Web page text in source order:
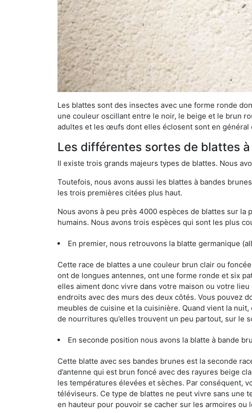
Les blattes sont des insectes avec une forme ronde
une couleur oscillant entre le noir, le beige et le brun
adultes et les œufs dont elles éclosent sont en général
Les différentes sortes de blattes
Il existe trois grands majeurs types de blattes. Nous
Toutefois, nous avons aussi les blattes à bandes
les trois premières citées plus haut.
Nous avons à peu près 4000 espèces de blattes sur la
humains. Nous avons trois espèces qui sont les plus
En premier, nous retrouvons la blatte germanique
Cette race de blattes a une couleur brun clair ou
ont de longues antennes, ont une forme ronde et six
elles aiment donc vivre dans votre maison ou votre
endroits avec des murs des deux côtés. Vous pouvez
meubles de cuisine et la cuisinière. Quand vient la
de nourritures qu’elles trouvent un peu partout, sur le
En seconde position nous avons la blatte à bande
Cette blatte avec ses bandes brunes est la seconde
d’antenne qui est brun foncé avec des rayures beige
les températures élevées et sèches. Par conséquent,
téléviseurs. Ce type de blattes ne peut vivre sans une
en hauteur pour pouvoir se cacher sur les armoires ou